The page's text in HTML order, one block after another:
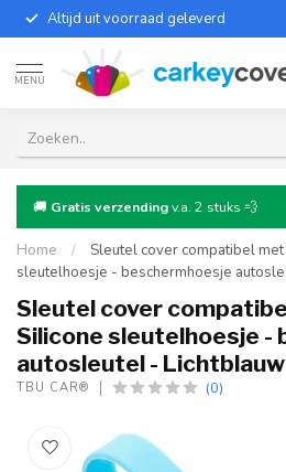
Altijd uit voorraad geleverd
MENU
🚚 Gratis verzendingv.a. 2 stuks 💨
Home /
Sleutel cover compatibel
sleutelhoesje - beschermhoesje
Sleutel cover
Silicone sleutelhoesje -
autosleutel - Lichtblauw
TBU CAR® (0)